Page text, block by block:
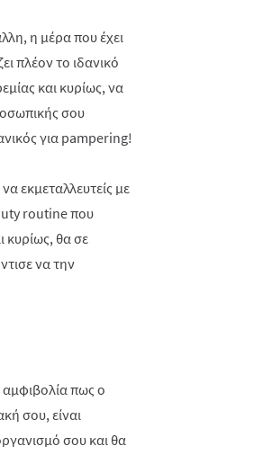
η μέρα που έχει
πλέον το ιδανικό
και κυρίως, να
σου
για pampering!
εκμεταλλευτείς με
routine που
κυρίως, θα σε
να την
αμφιβολία πως ο
σου, είναι
σου και θα